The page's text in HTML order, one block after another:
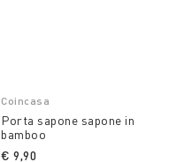
Coincasa
Porta sapone sapone in
bamboo
€ 9,90